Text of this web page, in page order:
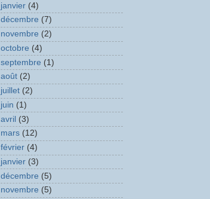
janvier (4)
décembre (7)
novembre (2)
octobre (4)
septembre (1)
août (2)
juillet (2)
juin (1)
avril (3)
mars (12)
février (4)
janvier (3)
décembre (5)
novembre (5)